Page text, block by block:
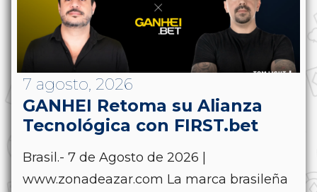
7 agosto, 2026
GANHEI Retoma su Alianza
Tecnológica con FIRST.bet
Brasil.- 7 de Agosto de 2026 |
www.zonadeazar.com La marca brasileña